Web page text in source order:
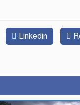
Linkedin